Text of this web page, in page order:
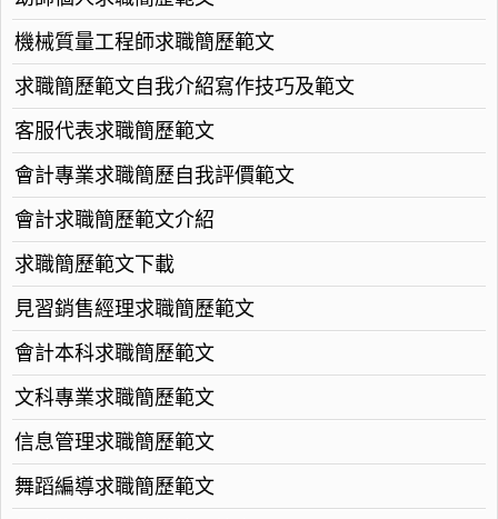
機械質量工程師求職簡歷範文
求職簡歷範文自我介紹寫作技巧及範文
客服代表求職簡歷範文
會計專業求職簡歷自我評價範文
會計求職簡歷範文介紹
求職簡歷範文下載
見習銷售經理求職簡歷範文
會計本科求職簡歷範文
文科專業求職簡歷範文
信息管理求職簡歷範文
舞蹈編導求職簡歷範文